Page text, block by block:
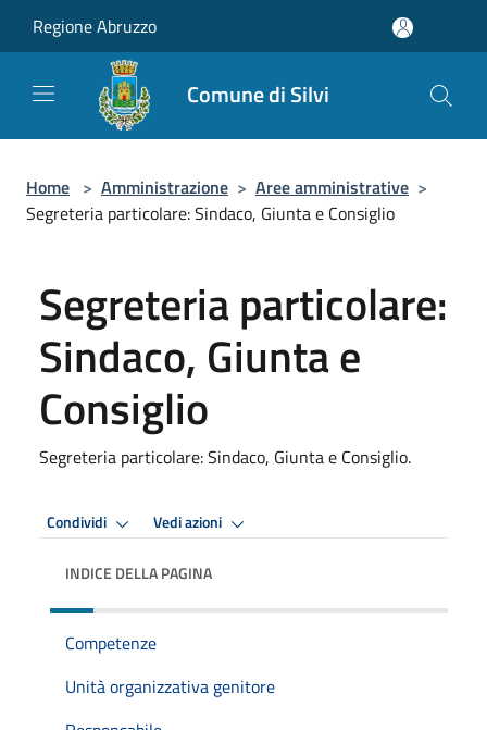
Regione Abruzzo
Comune di Silvi
Home > Amministrazione > Aree amministrative >
Segreteria particolare: Sindaco, Giunta e Consiglio
Segreteria particolare:
Sindaco, Giunta e
Consiglio
Segreteria particolare: Sindaco, Giunta e Consiglio.
Condividi Vedi azioni
INDICE DELLA PAGINA
Competenze
Unità organizzativa genitore